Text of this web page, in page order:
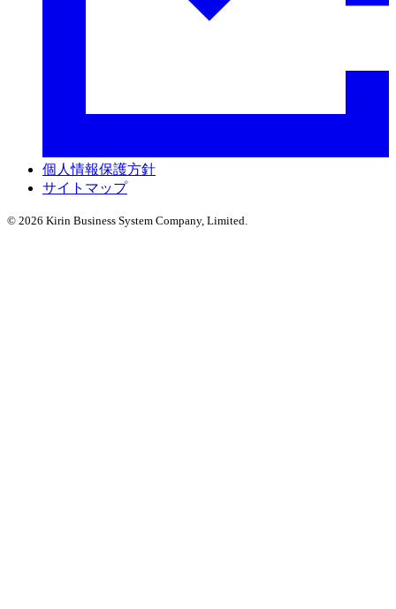
個人情報保護方針
サイトマップ
© 2026 Kirin Business System Company, Limited.